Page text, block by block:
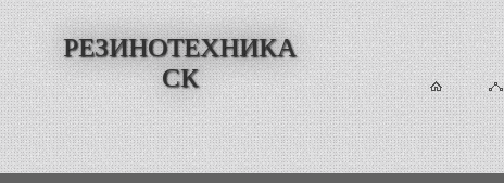
РЕЗИНОТЕХНИКА
СК